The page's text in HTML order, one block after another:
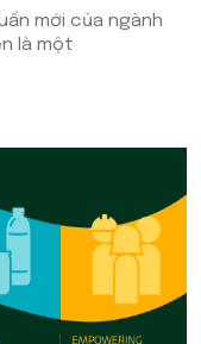
mới của ngành
là một